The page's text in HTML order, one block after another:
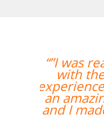
“”A
as